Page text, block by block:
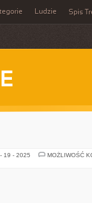
Ludzie Spis
19 - 2025
MOŻLIWOŚĆ